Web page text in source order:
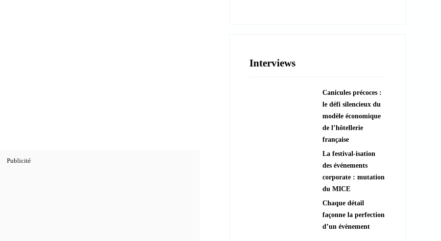
???? Explorer les animations
Interviews
Canicules précoces :
le défi silencieux du
modèle économique
de l’hôtellerie
française
La festival-isation
des événements
corporate : mutation
du MICE
Chaque détail
façonne la perfection
d’un évènement